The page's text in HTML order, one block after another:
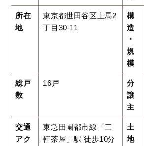
所在
地
東京都世田谷区上馬2
丁目30-11
構
造
・
規
模
総戸
数
16戸
分
譲
主
交通
アク
東急田園都市線「三
軒茶屋」駅 徒歩10分
土
地